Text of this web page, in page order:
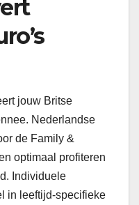
jouw Britse
Nederlandse
de Family &
optimaal profiteren
Individuele
in leeftijd-specifieke